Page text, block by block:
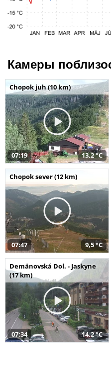
Камеры
Chopok juh (10 km)
07:19 13,2 °C
Chopok sever (12 km)
07:47 9,5 °C
Demänovská Dol. - Jaskyne
(17 km)
07:34 14,2 °C